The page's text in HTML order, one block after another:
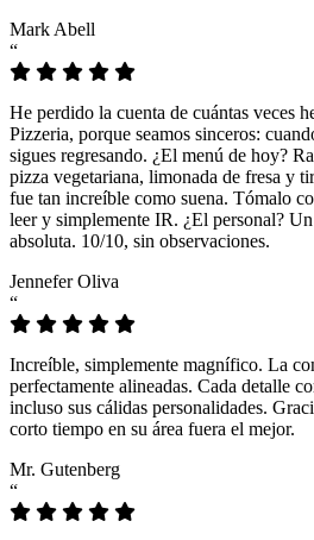
Mark Abell
“
He perdido la cuenta de cuántas veces
Pizzeria, porque seamos sinceros:
sigues regresando. ¿El menú de hoy?
pizza vegetariana, limonada de fresa y
fue tan increíble como suena. Tómalo
leer y simplemente IR. ¿El personal?
absoluta. 10/10, sin observaciones.
Jennefer Oliva
“
Increíble, simplemente magnífico. La
perfectamente alineadas. Cada detalle
incluso sus cálidas personalidades.
corto tiempo en su área fuera el mejor.
Mr. Gutenberg
“